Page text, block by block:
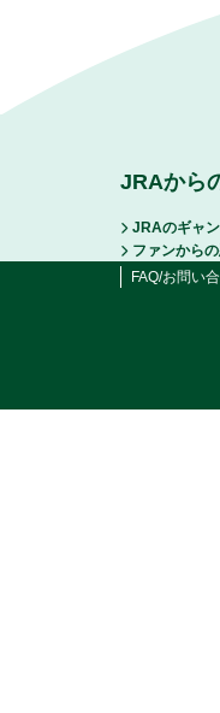
JRAから
JRAのギャ
ファンから
FAQ/お問い